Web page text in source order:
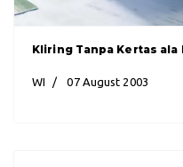
Kliring Tanpa Kertas ala
WI 07 August 2003